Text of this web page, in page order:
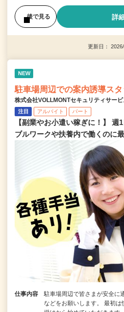
後で見る 詳
更新日：
NEW
駐車場周辺での案内誘導スタ
株式会社VOLLMONTセキュリティサー
注目 アルバイト パート
【副業やお小遣い稼ぎに！】
ブルワークや扶養内で働くのに
仕事内容
駐車場周辺で皆さまが安全に
などをお願いします。 最初